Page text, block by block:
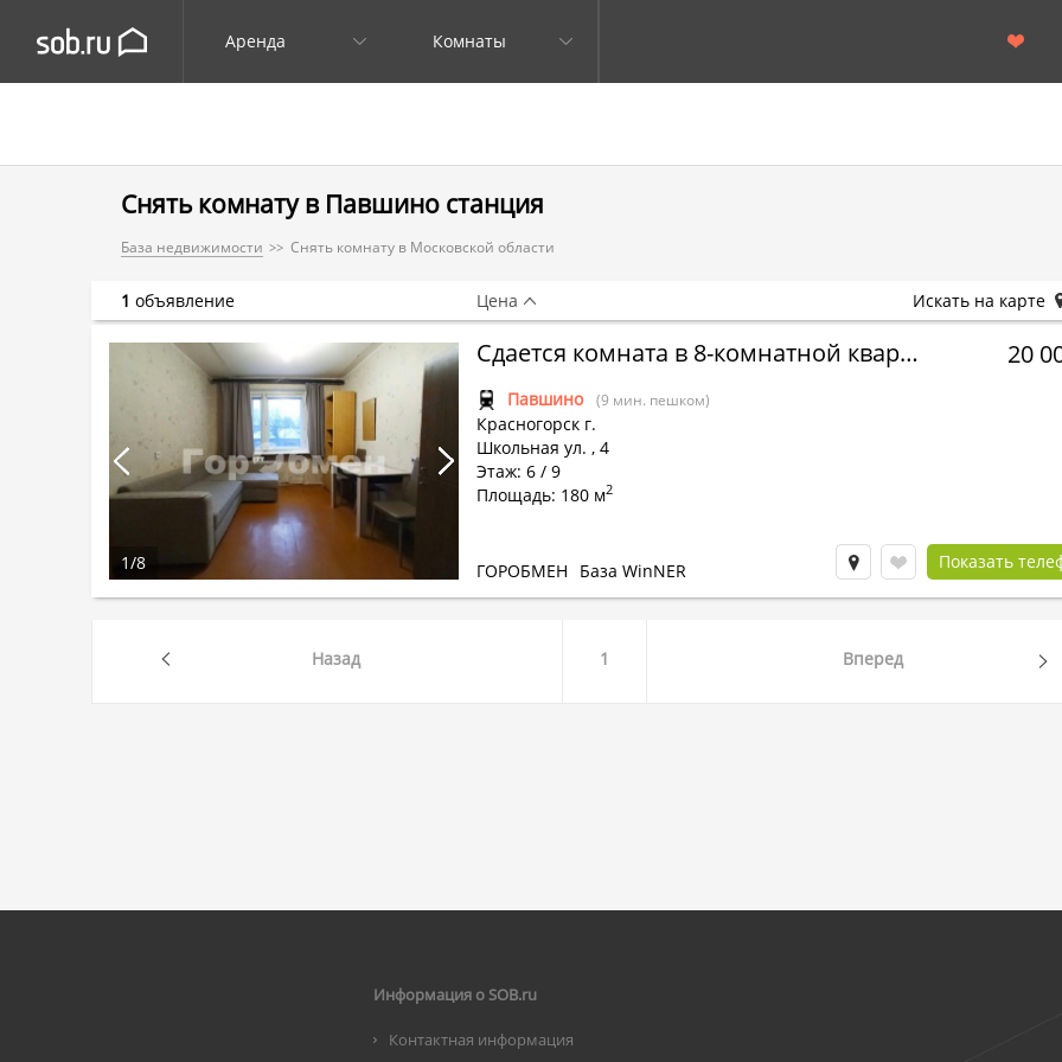
Аренда Комнаты
Снять комнату в Павшино станция
База недвижимости Снять комнату в Московской области
Сдается комната в 8-комнатной квартире
Павшино (9 мин. пешком)
Красногорск г.
Школьная ул. , 4
Этаж: 6 / 9
Площадь: 180 м2
20
ГОРОБМЕН База WinNER Показать
1/8
1 объявление Цена Искать на карте
Назад 1 Вперед
Информация о SOB.ru
Контактная информация